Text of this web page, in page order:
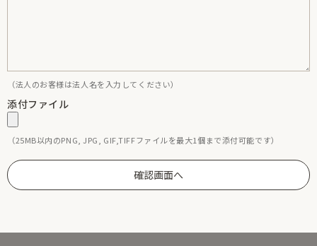
（法人のお客様は法人名を入力してください）
添付ファイル
（25MB以内のPNG, JPG, GIF,TIFFファイルを最大1個まで添付可能です）